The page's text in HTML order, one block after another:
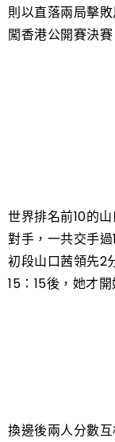
則以直落兩局擊
闖香港公開賽決
世界排名前10的
對手，一共交手
初段山口茜領先2
15：15後，她才
換邊後兩人分數